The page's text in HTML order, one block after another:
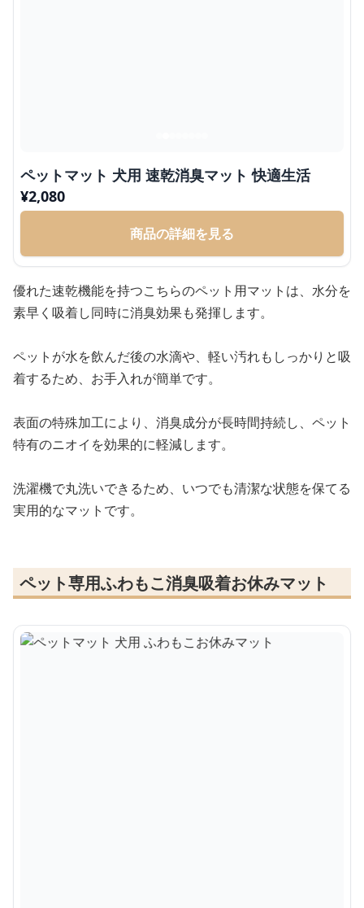
ペットマット 犬用 速乾消臭マット 快適生活
¥2,080
商品の詳細を見る
優れた速乾機能を持つこちらのペット用マットは、水分を
素早く吸着し同時に消臭効果も発揮します。
ペットが水を飲んだ後の水滴や、軽い汚れもしっかりと吸
着するため、お手入れが簡単です。
表面の特殊加工により、消臭成分が長時間持続し、ペット
特有のニオイを効果的に軽減します。
洗濯機で丸洗いできるため、いつでも清潔な状態を保てる
実用的なマットです。
ペット専用ふわもこ消臭吸着お休みマット